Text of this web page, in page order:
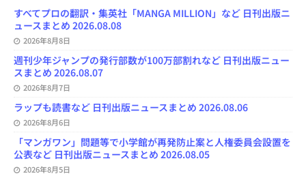
o
k
y
o
n
s
e
C
n
n
すべてプロの翻訳・集英社「MANGA MILLION」など 日刊出版ニ
ュースまとめ 2026.08.08
2026年8月8日
週刊少年ジャンプの発行部数が100万部割れなど 日刊出版ニュー
スまとめ 2026.08.07
2026年8月7日
ラップも読書など 日刊出版ニュースまとめ 2026.08.06
2026年8月6日
「マンガワン」問題等で小学館が再発防止案と人権委員会設置を
公表など 日刊出版ニュースまとめ 2026.08.05
2026年8月5日